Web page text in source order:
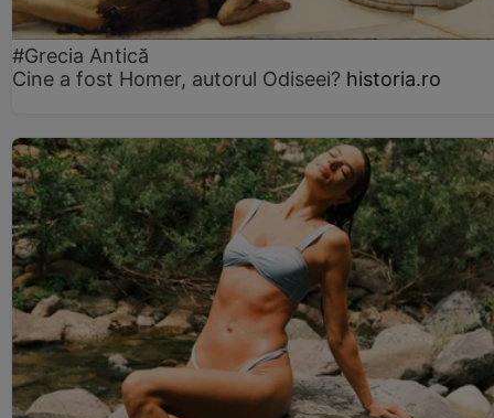
#Grecia Antică
Cine a fost Homer, autorul Odiseei? historia.ro